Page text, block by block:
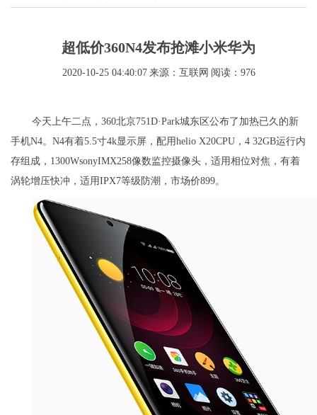
超低价360N4发布抢滩小米华为
2020-10-25 04:40:07 来源：互联网 阅读：976
今天上午二点，360北京751D·Park城东区公布了加热已久的新
手机N4。N4有着5.5寸4k显示屏，配用helio X20CPU，4 32GB运行内
存组成，1300WsonyIMX258像数监控摄像头，适用相位对焦，有着
涡轮增压快冲，适用IPX7等级防潮，市场价899。